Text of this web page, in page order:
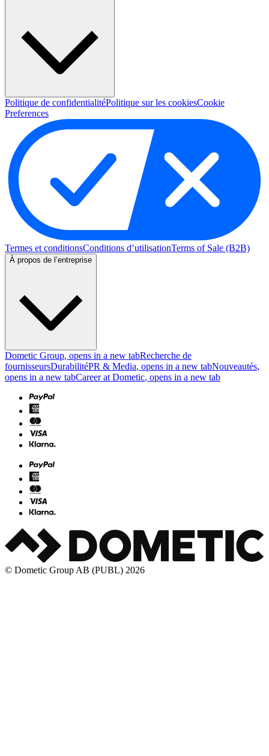
Politique de confidentialitéPolitique sur les cookiesCookie
Preferences
Termes et conditionsConditions d’utilisationTerms of Sale (B2B)
À propos de l’entreprise
Dometic Group, opens in a new tabRecherche de
fournisseursDurabilitéPR & Media, opens in a new tabNouveautés,
opens in a new tabCareer at Dometic, opens in a new tab
© Dometic Group AB (PUBL) 2026